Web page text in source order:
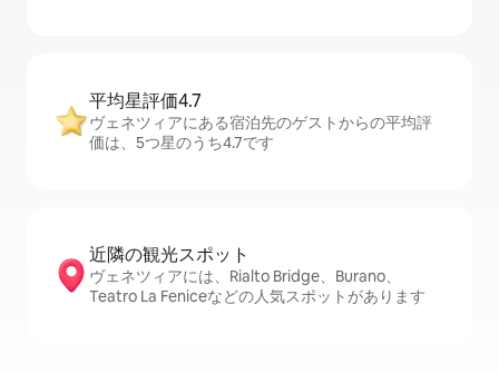
平均星評価4.7
ヴェネツィアにある宿泊先のゲストからの平均評
価は、5つ星のうち4.7です
近隣の観光ス⁠ポ⁠ッ⁠ト
ヴェネツィアには、Rialto Bridge、Burano、
Teatro La Feniceなどの人気スポットがあります